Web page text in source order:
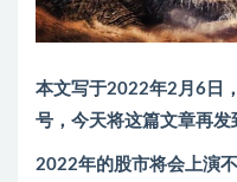
本文写于2022年2月6日
号，今天将这篇文章再发
2022年的股市将会上演